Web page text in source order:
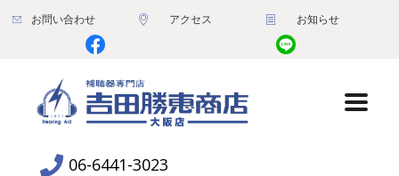
お問い合わせ アクセス お知らせ
06-6441-3023